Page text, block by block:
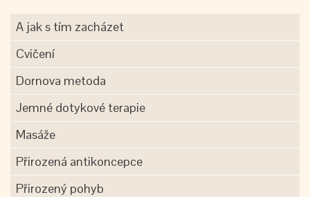
A jak s tím zacházet
Cvičení
Dornova metoda
Jemné dotykové terapie
Masáže
Přirozená antikoncepce
Přirozený pohyb